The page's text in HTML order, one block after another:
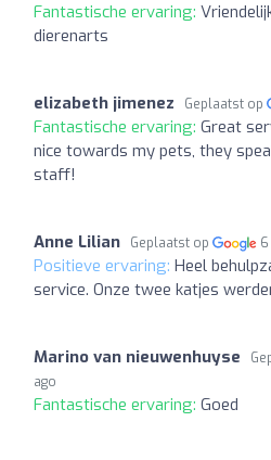
Fantastische ervaring:
dierenarts
elizabeth jimenez Geplaatst op
Fantastische ervaring: Great
nice towards my pets, they
staff!
Anne Lilian Geplaatst op
Positieve ervaring: Heel
service. Onze twee katjes
Marino van nieuwenhuyse
ago
Fantastische ervaring: Goed